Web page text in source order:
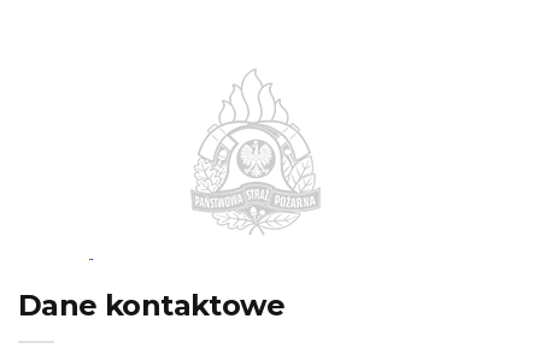
Dane kontaktowe